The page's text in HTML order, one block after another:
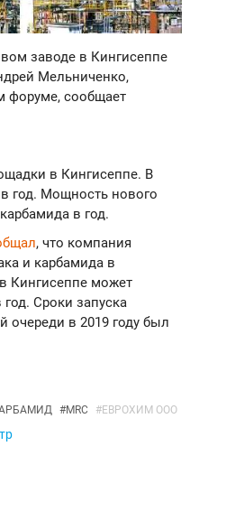
заводе в Кингисеппе
Мельниченко,
форуме, сообщает
в Кингисеппе. В
год. Мощность нового
в год.
, что компания
и карбамида в
Кингисеппе может
Сроки запуска
очереди в 2019 году был
#MRC #ЕВРОХИМ ООО